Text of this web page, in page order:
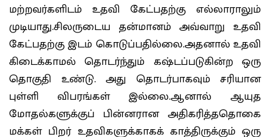
மற்றவர்களிடம் உதவி கேட்பதற்கு எல்லாராலும்
முடியாது.சிலருடைய தன்மானம் அவ்வாறு உதவி
கேட்பதற்கு இடம் கொடுப்பதில்லை.அதனால் உதவி
கிடைக்காமல் தொடர்ந்தும் கஷ்டப்படுகின்ற ஒரு
தொகுதி உண்டு. அது தொடர்பாகவும் சரியான
புள்ளி விபரங்கள் இல்லை.ஆனால் ஆயுத
மோதல்களுக்குப் பின்னரான அதிகரித்ததொகை
மக்கள் பிறர் உதவிகளுக்காகக் காத்திருக்கும் ஒரு